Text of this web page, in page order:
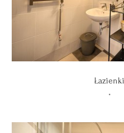
Łazienki
•